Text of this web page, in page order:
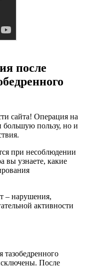
после
сайта! Операция на
большую пользу, но и
при несоблюдении
вы узнаете, какие
– нарушения,
активности
тазобедренного
После